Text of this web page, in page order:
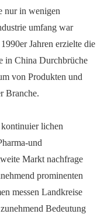
nur in wenigen
umfang war
Jahren erzielte die
in China Durchbrüche
von Produkten und
Branche.
lichen
und
Markt nachfrage
prominenten
messen Landkreise
Bedeutung